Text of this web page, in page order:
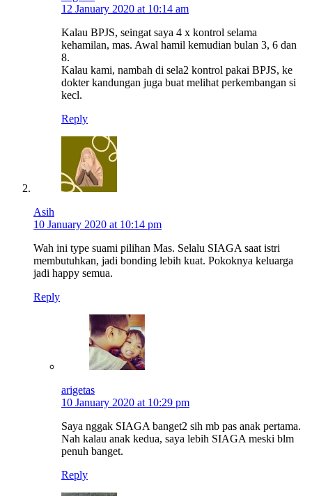
12 January 2020 at 10:14 am
Kalau BPJS, seingat saya 4 x kontrol selama
kehamilan, mas. Awal hamil kemudian bulan 3, 6 dan
8.
Kalau kami, nambah di sela2 kontrol pakai BPJS, ke
dokter kandungan juga buat melihat perkembangan si
kecl.
Reply
Asih
10 January 2020 at 10:14 pm
Wah ini type suami pilihan Mas. Selalu SIAGA saat istri
membutuhkan, jadi bonding lebih kuat. Pokoknya keluarga
jadi happy semua.
Reply
arigetas
10 January 2020 at 10:29 pm
Saya nggak SIAGA banget2 sih mb pas anak pertama.
Nah kalau anak kedua, saya lebih SIAGA meski blm
penuh banget.
Reply